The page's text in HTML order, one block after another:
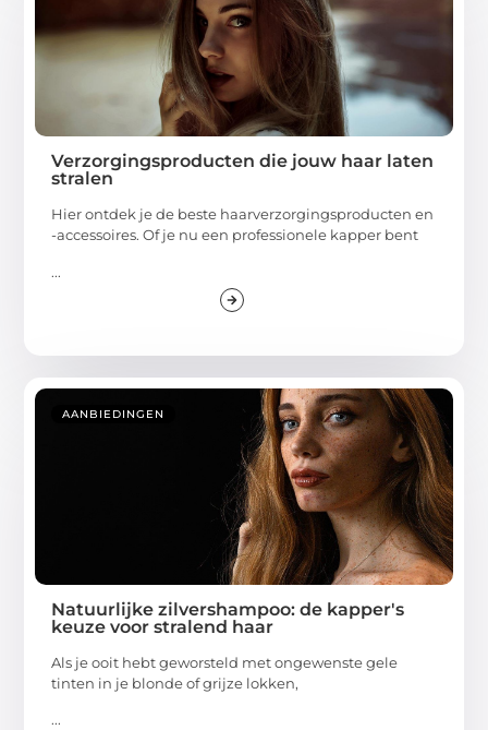
Verzorgingsproducten die jouw haar laten
stralen
Hier ontdek je de beste haarverzorgingsproducten en
-accessoires. Of je nu een professionele kapper bent
...
AANBIEDINGEN
Natuurlijke zilvershampoo: de kapper's
keuze voor stralend haar
Als je ooit hebt geworsteld met ongewenste gele
tinten in je blonde of grijze lokken,
...